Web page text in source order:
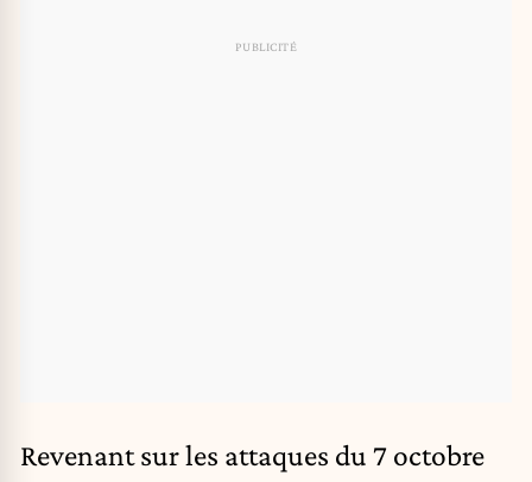
Revenant sur les attaques du 7 octobre